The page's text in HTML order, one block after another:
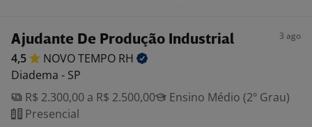
Ajudante De Produção Industrial 3 ago
4,5 NOVO TEMPO RH
Diadema - SP
R$ 2.300,00 a R$ 2.500,00
Ensino Médio (2º Grau)
Presencial